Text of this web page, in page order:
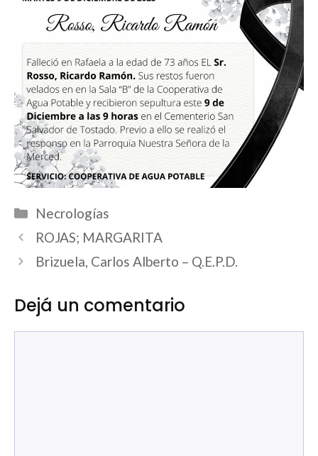
Categorías
Necrologías
ROJAS; MARGARITA
Brizuela, Carlos Alberto – Q.E.P.D.
Dejá un comentario